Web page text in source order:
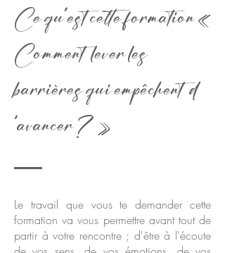
Ce qu'est cette formation«
Comment lever les
barrières qui empêchent d
'avancer ?»
Le travail que vous te demander cette
formation va vous permettre avant tout de
partir à votre rencontre ; d'être à l'écoute